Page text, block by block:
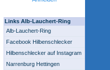
Links Alb-Lauchert-Ring
Alb-Lauchert-Ring
Facebook Hilbenschlecker
Hilbenschlecker auf Instagram
Narrenburg Hettingen